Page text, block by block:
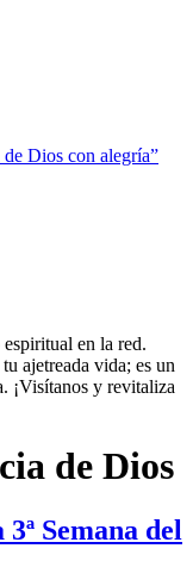
Dios con alegría”
en la red.
ajetreada vida; es un
¡Visítanos y revitaliza
de Dios
Semana del